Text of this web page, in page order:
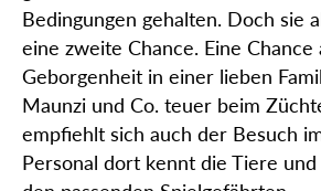
Bedingungen gehalten. Doch sie
eine zweite Chance. Eine
Geborgenheit in einer lieben
Maunzi und Co. teuer beim
empfiehlt sich auch der Besuch
Personal dort kennt die Tiere